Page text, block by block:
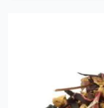
sur
la
page